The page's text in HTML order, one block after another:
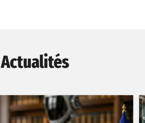
Actualités